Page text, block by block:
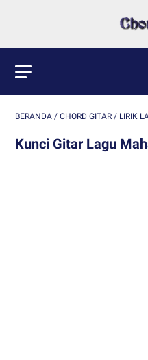
BERANDA / CHORD GITAR / LIRIK
Kunci Gitar Lagu